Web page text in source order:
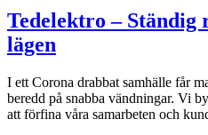
Tedelektro –
lägen
I ett Corona drabbat samhälle får
beredd på snabba vändningar. Vi
att förfina våra samarbeten och